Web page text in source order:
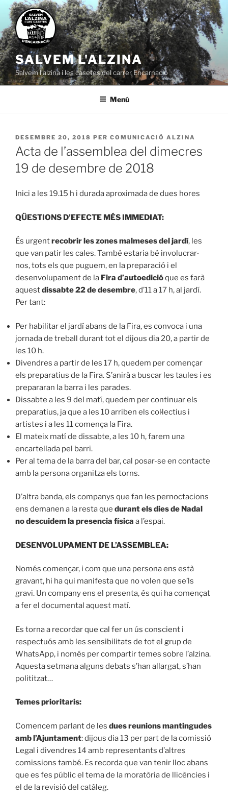
Vés
contingut
SALVEM L'ALZINA
Salvem l'alzina i les casetes del carrer Encarnació
Menú
PUBLICAT
A
DESEMBRE 20, 2018 PER COMUNICACIÓ ALZINA
Acta de l’assemblea del dimecres
19 de desembre de 2018
Inici a les 19.15 h i durada aproximada de dues hores
QÜESTIONS D’EFECTE MÉS IMMEDIAT:
És urgentrecobrir les zones malmeses del jardí, les
que van patir les cales. També estaria bé involucrar-
nos, tots els que puguem, en la preparació i el
desenvolupament de la Fira d’autoedicióque es farà
aquestdissabte 22 de desembre, d’11 a 17 h, al jardí.
Per tant:
Per habilitar el jardí abans de la Fira, es convoca i una
jornada de treball durant tot el dijous dia 20, a partir de
les 10 h.
Divendres a partir de les 17 h, quedem per començar
els preparatius de la Fira. S’anirà a buscar les taules i es
prepararan la barra i les parades.
Dissabte a les 9 del matí, quedem per continuar els
preparatius, ja que a les 10 arriben els col·lectius i
artistes i a les 11 comença la Fira.
El mateix matí de dissabte, a les 10 h, farem una
encartellada pel barri.
Per al tema de la barra del bar, cal posar-se en contacte
amb la persona organitza els torns.
D’altra banda, els companys que fan les pernoctacions
ens demanen a la resta que durant els dies de Nadal
no descuidem la presencia física a l’espai.
DESENVOLUPAMENT DE L’ASSEMBLEA:
Només començar, i com que una persona ens està
gravant, hi ha qui manifesta que no volen que se’ls
gravi. Un company ens el presenta, és qui ha començat
a fer el documental aquest matí.
Es torna a recordar que cal fer un ús conscient i
respectuós amb les sensibilitats de tot el grup de
WhatsApp, i només per compartir temes sobre l’alzina.
Aquesta setmana alguns debats s’han allargat, s’han
polititzat…
Temes prioritaris:
Comencem parlant de les duesreunions mantingudes
amb l’Ajuntament: dijous dia 13 per part de la comissió
Legal i divendres 14 amb representants d’altres
comissions també. Es recorda que van tenir lloc abans
que es fes públic el tema de la moratòria de llicències i
el de la revisió del catàleg.